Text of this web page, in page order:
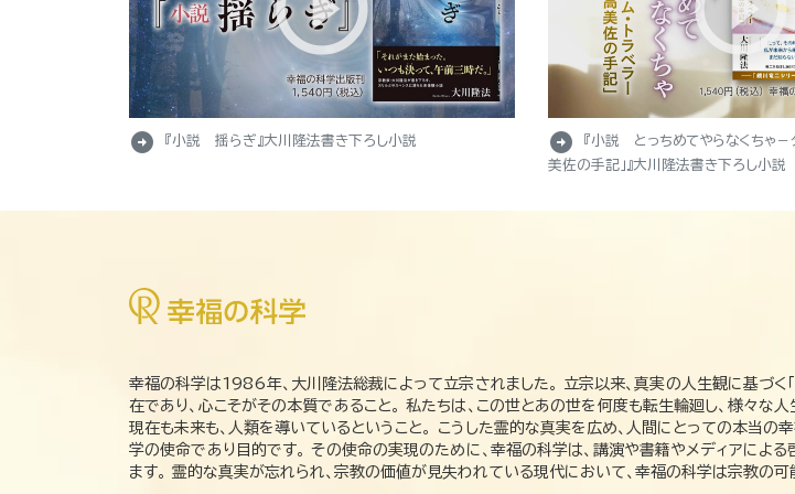
arrow_circle_right 『小説 揺らぎ』大川隆法書き下ろし小説 arrow_circle_right
『小説 とっちめてやらなくちゃ－
美佐の手記」』大川隆法書き下ろし小説
幸福の科学は1986年、大川隆法総裁によって立宗されました。 立宗以来、真実の人生観に基づく
在であり、心こそがその本質であること。 私たちは、この世とあの世を何度も転生輪廻し、様々な
現在も未来も、人類を導いているということ。 こうした霊的な真実を広め、人間にとっての本当
学の使命であり目的です。 その使命の実現のために、幸福の科学は、講演や書籍やメディアによ
ます。 霊的な真実が忘れられ、宗教の価値が見失われている現代において、幸福の科学は宗教の可